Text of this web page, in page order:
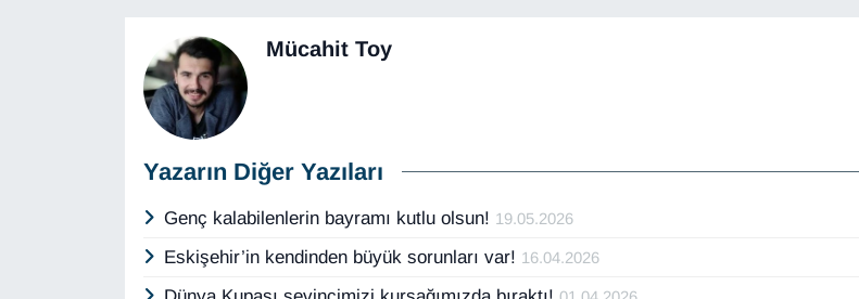
Mücahit Toy
Yazarın Diğer Yazıları
Genç kalabilenlerin bayramı kutlu olsun! 19.05.2026
Eskişehir’in kendinden büyük sorunları var! 16.04.2026